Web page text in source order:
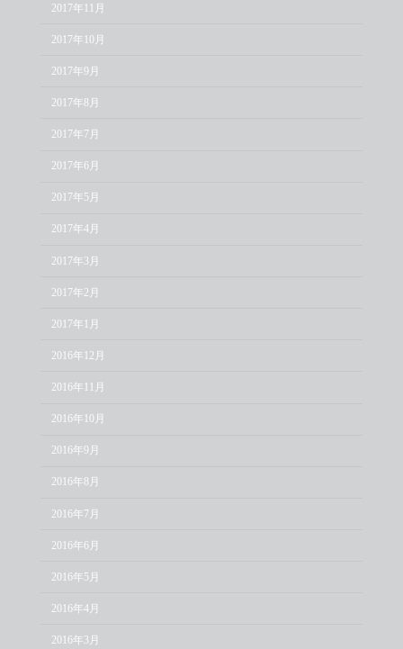
2017年11月
2017年10月
2017年9月
2017年8月
2017年7月
2017年6月
2017年5月
2017年4月
2017年3月
2017年2月
2017年1月
2016年12月
2016年11月
2016年10月
2016年9月
2016年8月
2016年7月
2016年6月
2016年5月
2016年4月
2016年3月